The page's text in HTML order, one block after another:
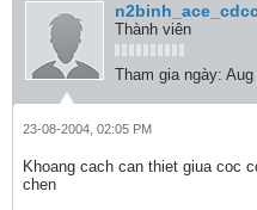
Thành viên
Tham gia ngày: Aug
23-08-2004, 02:05 PM
Khoang cach can thiet giua coc
chen